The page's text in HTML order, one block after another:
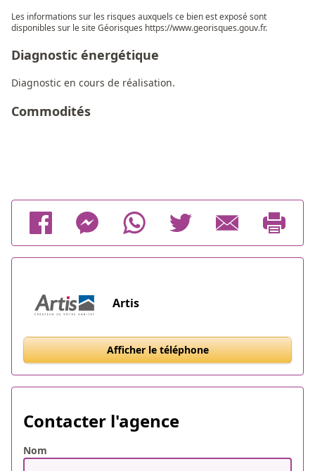
Les informations sur les risques auxquels ce bien est exposé sont
disponibles sur le site Géorisques https://www.georisques.gouv.fr.
Diagnostic énergétique
Diagnostic en cours de réalisation.
Commodités
Artis
Afficher le téléphone
Contacter l'agence
Nom